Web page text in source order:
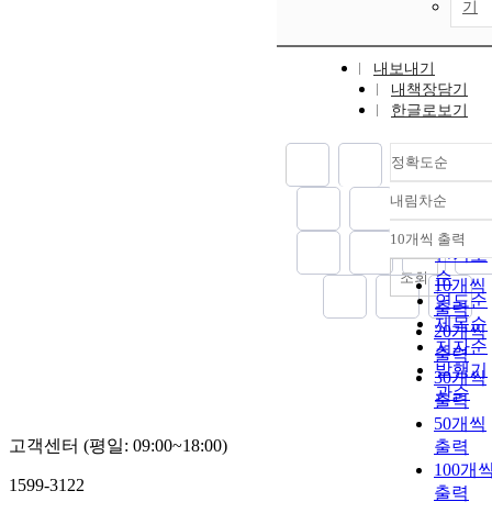
기
내보내기
내책장담기
한글로보기
정확도순
정확도
순
인기도
순
연도순
제목순
저자순
발행기
관순
내림차순
내림차
10개씩 출력
10개씩
출력
20개씩
출력
30개씩
출력
50개씩
출력
100개
출력
조회
고객센터 (평일: 09:00~18:00)
1599-3122